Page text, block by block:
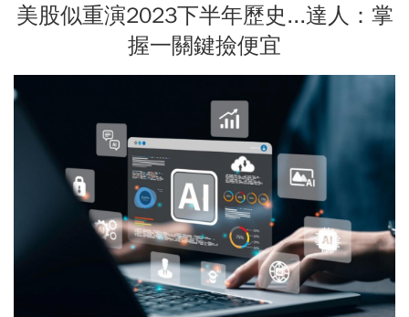
美股似重演2023下半年歷史...達人：掌
握一關鍵撿便宜